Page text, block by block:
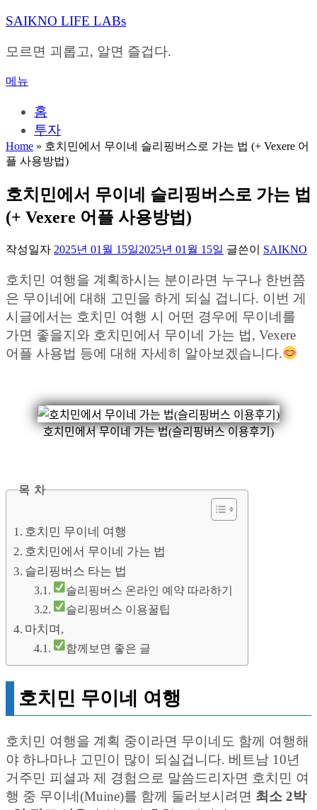
내
으
바
SAIKNO LIFE LABs
모르면 괴롭고, 알면 즐겁다.
메뉴
홈
투자
Home » 호치민에서 무이네 슬리핑버스로 가는 법 (+ Vexere 어
플 사용방법)
호치민에서 무이네 슬리핑버스로 가는 법
(+ Vexere 어플 사용방법)
작성일자 2025년 01월 15일2025년 01월 15일 글쓴이 SAIKNO
호치민 여행을 계획하시는 분이라면 누구나 한번쯤
은 무이네에 대해 고민을 하게 되실 겁니다. 이번 게
시글에서는 호치민 여행 시 어떤 경우에 무이네를
가면 좋을지와 호치민에서 무이네 가는 법, Vexere
어플 사용법 등에 대해 자세히 알아보겠습니다.
호치민에서 무이네 가는 법(슬리핑버스 이용후기)
목 차
호치민 무이네 여행
호치민에서 무이네 가는 법
슬리핑버스 타는 법
슬리핑버스 온라인 예약 따라하기
슬리핑버스 이용꿀팁
마치며,
함께보면 좋은 글
호치민 무이네 여행
호치민 여행을 계획 중이라면 무이네도 함께 여행해
야 하나마나 고민이 많이 되실겁니다. 베트남 10년
거주민 피셜과 제 경험으로 말씀드리자면 호치민 여
행 중 무이네(Muine)를 함께 둘러보시려면 최소 2박